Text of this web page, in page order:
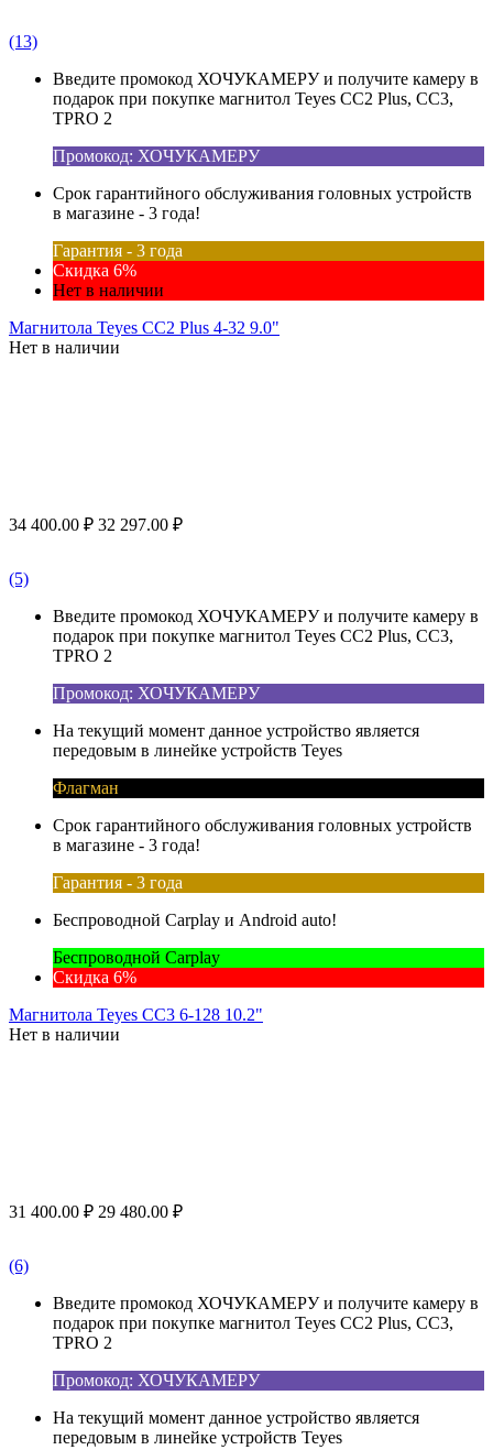
(13)
Введите промокод ХОЧУКАМЕРУ и получите камеру в
подарок при покупке магнитол Teyes CC2 Plus, CC3,
TPRO 2
Промокод: ХОЧУКАМЕРУ
Срок гарантийного обслуживания головных устройств
в магазине - 3 года!
Гарантия - 3 года
Скидка 6%
Нет в наличии
Магнитола Teyes CC2 Plus 4-32 9.0"
Нет в наличии
34 400.00 ₽ 32 297.00 ₽
(5)
Введите промокод ХОЧУКАМЕРУ и получите камеру в
подарок при покупке магнитол Teyes CC2 Plus, CC3,
TPRO 2
Промокод: ХОЧУКАМЕРУ
На текущий момент данное устройство является
передовым в линейке устройств Teyes
Флагман
Срок гарантийного обслуживания головных устройств
в магазине - 3 года!
Гарантия - 3 года
Беспроводной Carplay и Android auto!
Беспроводной Carplay
Скидка 6%
Магнитола Teyes CC3 6-128 10.2"
Нет в наличии
31 400.00 ₽ 29 480.00 ₽
(6)
Введите промокод ХОЧУКАМЕРУ и получите камеру в
подарок при покупке магнитол Teyes CC2 Plus, CC3,
TPRO 2
Промокод: ХОЧУКАМЕРУ
На текущий момент данное устройство является
передовым в линейке устройств Teyes